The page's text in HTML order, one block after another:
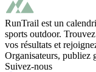
RunTrail est un
sports outdoor.
vos résultats et
Organisateurs, publiez
Suivez-nous